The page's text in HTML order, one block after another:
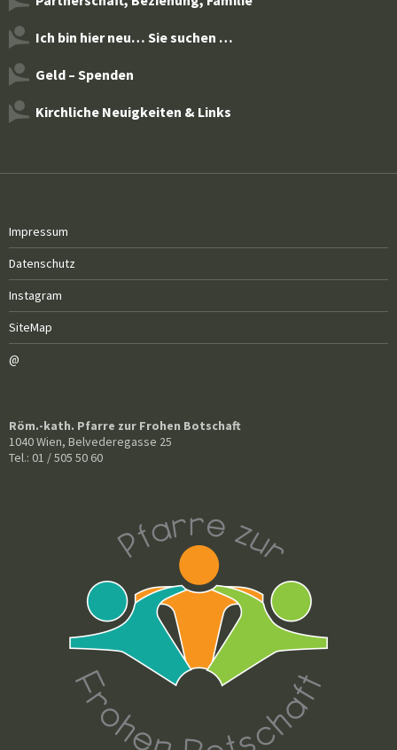
Ich bin hier neu… Sie suchen …
Geld – Spenden
Kirchliche Neuigkeiten & Links
Impressum
Datenschutz
Instagram
SiteMap
@
Röm.-kath. Pfarre zur Frohen Botschaft
1040 Wien, Belvederegasse 25
Tel.: 01 / 505 50 60